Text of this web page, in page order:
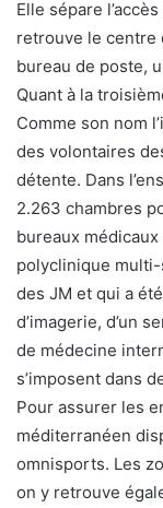
Elle sépare
retrouve le centre
bureau de poste,
Quant à la
Comme son nom
des volontaires
détente. Dans
2.263 chambres
bureaux
polyclinique multi-
des JM et qui a
d’imagerie, d’un
de médecine
s’imposent dans
Pour assurer les
méditerranéen
omnisports. Les
on y retrouve